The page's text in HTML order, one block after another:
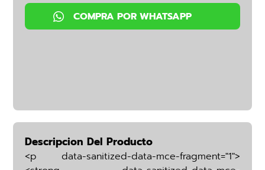
Descripcion Del Producto
<p data-sanitized-data-mce-fragment="1">